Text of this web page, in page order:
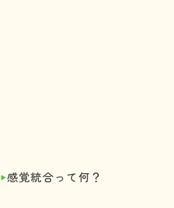
‣感覚統合って何？